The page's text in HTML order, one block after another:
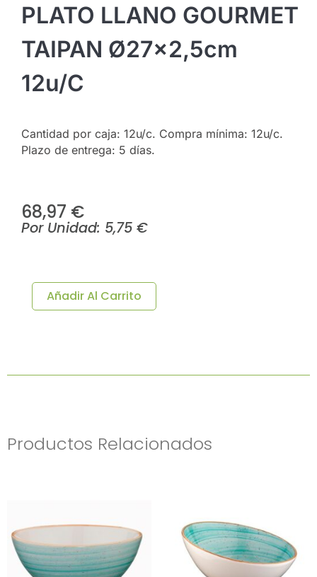
PLATO LLANO GOURMET
TAIPAN Ø27×2,5cm
12u/c
Cantidad por caja: 12u/c. Compra mínima: 12u/c.
Plazo de entrega: 5 días.
68,97 €
Por Unidad: 5,75 €
GOURMET
TAIPANAñadir Al Carrito
Productos Relacionados